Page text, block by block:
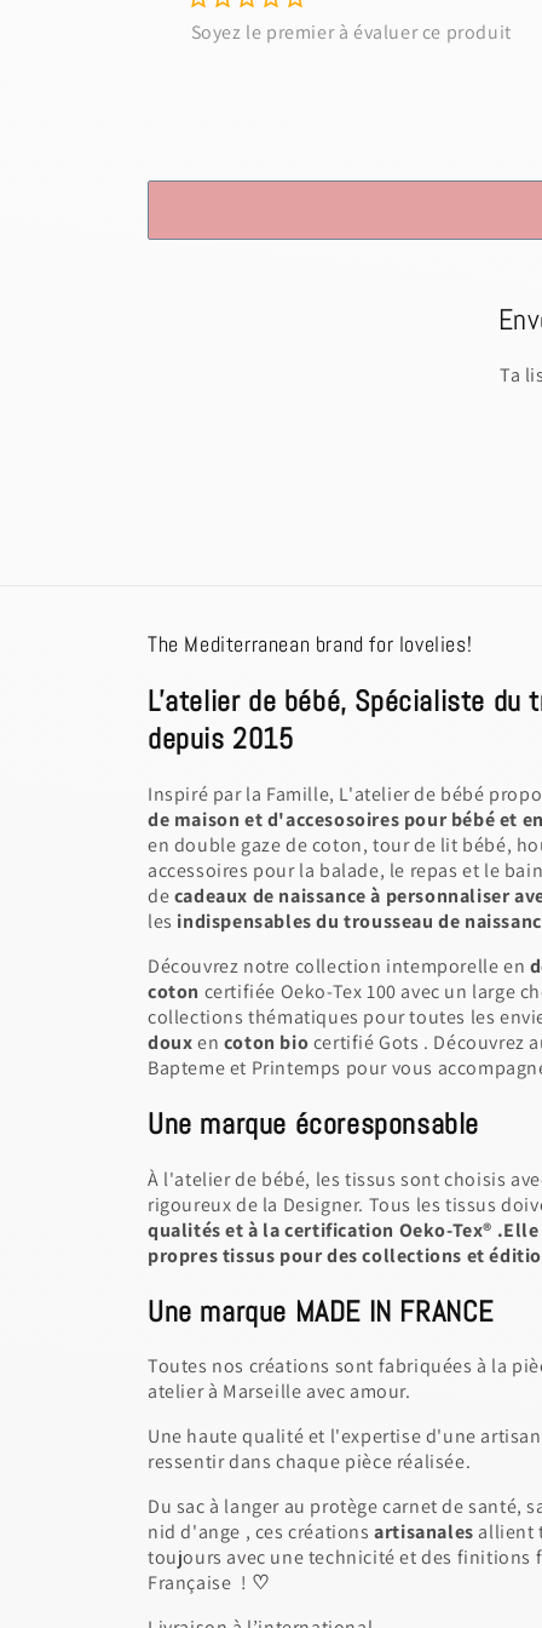
Ta
The Mediterranean brand for lovelies!
L'atelier de bébé, Spécialiste du
depuis 2015
Inspiré par la Famille, L'atelier de bébé
de maison et d'accesosoires pour bébé et
en double gaze de coton, tour de lit bébé,
accessoires pour la balade, le repas et le
decadeaux de naissance à personnaliser
les indispensables du trousseau de
Découvrez notre collection intemporelle en
coton certifiée Oeko-Tex 100 avec un large
collections thématiques pour toutes les
douxen coton biocertifié Gots . Découvrez
Bapteme et Printemps pour vous
Une marque écoresponsable
À l'atelier de bébé, les tissus sont choisis
rigoureux de la Designer. Tous les tissus
qualités et à la certification Oeko-Tex®
propres tissus pour des collections et
Une marque MADE IN FRANCE
Toutes nos créations sont fabriquées à la
atelier à Marseille avec amour.
Une haute qualité et l'expertise d'une
ressentir dans chaque pièce réalisée.
Du sac à langer au protège carnet de santé,
nid d'ange , ces créationsartisanales allient
toujours avec une technicité et des finitions
Française ! ♡